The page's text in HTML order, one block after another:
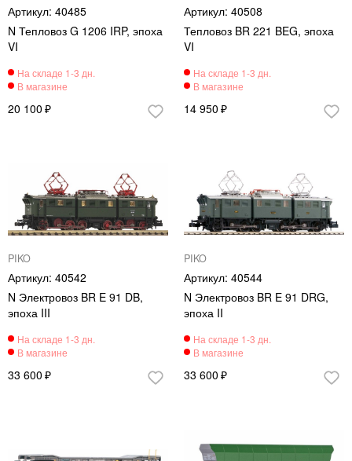
40485
N Тепловоз G 1206 IRP, эпоха
VI
20 100
40508
Тепловоз BR 221 BEG, эпоха
VI
14 950
PIKO
40542
N Электровоз BR E 91 DB,
эпоха III
33 600
PIKO
40544
N Электровоз BR E 91 DRG,
эпоха II
33 600